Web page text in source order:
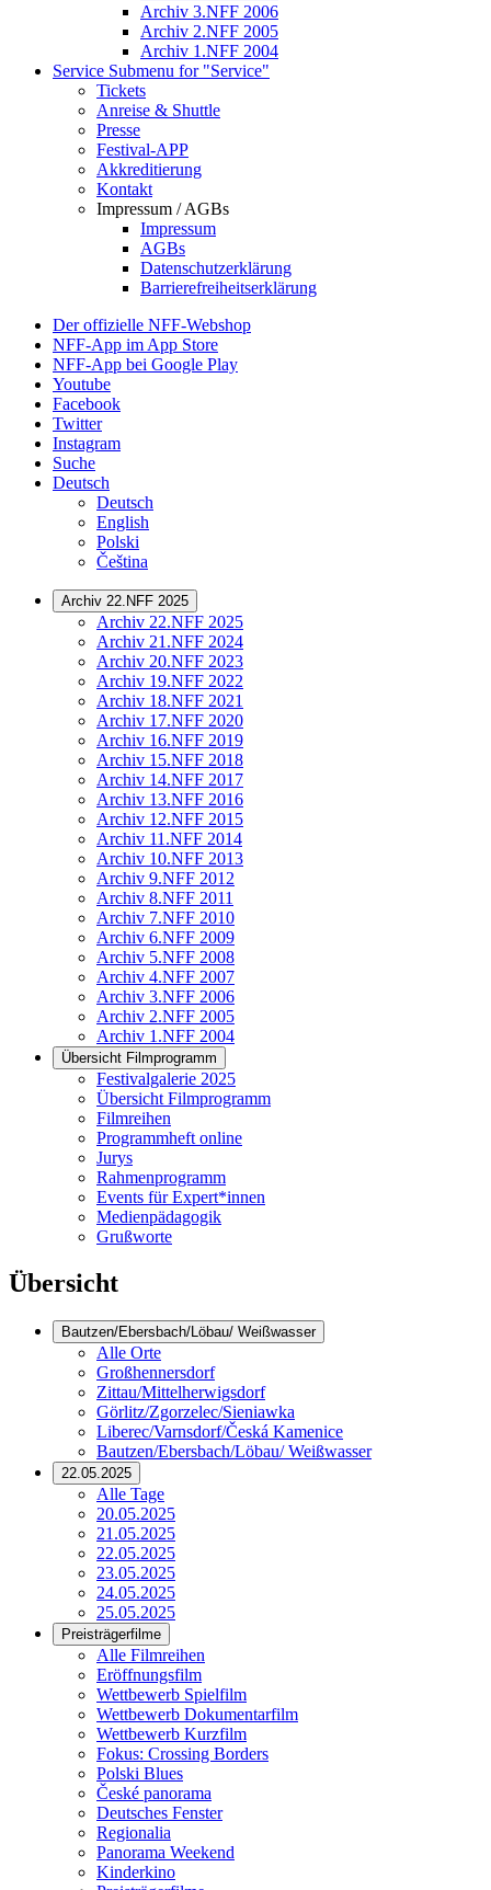
Archiv 3.NFF 2006
Archiv 2.NFF 2005
Archiv 1.NFF 2004
Service Submenu for "Service"
Tickets
Anreise & Shuttle
Presse
Festival-APP
Akkreditierung
Kontakt
Impressum / AGBs
Impressum
AGBs
Datenschutzerklärung
Barrierefreiheitserklärung
Der offizielle NFF-Webshop
NFF-App im App Store
NFF-App bei Google Play
Youtube
Facebook
Twitter
Instagram
Suche
Deutsch
Deutsch
English
Polski
Čeština
Archiv 22.NFF 2025
Archiv 22.NFF 2025
Archiv 21.NFF 2024
Archiv 20.NFF 2023
Archiv 19.NFF 2022
Archiv 18.NFF 2021
Archiv 17.NFF 2020
Archiv 16.NFF 2019
Archiv 15.NFF 2018
Archiv 14.NFF 2017
Archiv 13.NFF 2016
Archiv 12.NFF 2015
Archiv 11.NFF 2014
Archiv 10.NFF 2013
Archiv 9.NFF 2012
Archiv 8.NFF 2011
Archiv 7.NFF 2010
Archiv 6.NFF 2009
Archiv 5.NFF 2008
Archiv 4.NFF 2007
Archiv 3.NFF 2006
Archiv 2.NFF 2005
Archiv 1.NFF 2004
Übersicht Filmprogramm
Festivalgalerie 2025
Übersicht Filmprogramm
Filmreihen
Programmheft online
Jurys
Rahmenprogramm
Events für Expert*innen
Medienpädagogik
Grußworte
Übersicht
Bautzen/Ebersbach/Löbau/ Weißwasser
Alle Orte
Großhennersdorf
Zittau/Mittelherwigsdorf
Görlitz/Zgorzelec/Sieniawka
Liberec/Varnsdorf/Česká Kamenice
Bautzen/Ebersbach/Löbau/ Weißwasser
22.05.2025
Alle Tage
20.05.2025
21.05.2025
22.05.2025
23.05.2025
24.05.2025
25.05.2025
Preisträgerfilme
Alle Filmreihen
Eröffnungsfilm
Wettbewerb Spielfilm
Wettbewerb Dokumentarfilm
Wettbewerb Kurzfilm
Fokus: Crossing Borders
Polski Blues
České panorama
Deutsches Fenster
Regionalia
Panorama Weekend
Kinderkino